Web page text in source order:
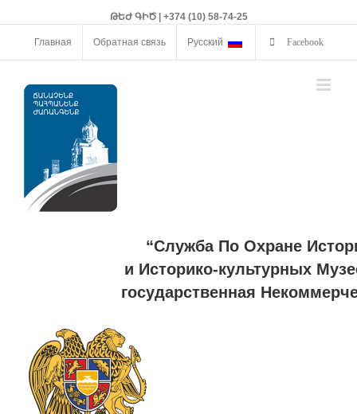
ԹԵԺ ԳԻԾ | +374 (10) 58-74-25
Главная Обратная связь Русский Facebook
“Служба По Охране
и Историко-культурных
государственная